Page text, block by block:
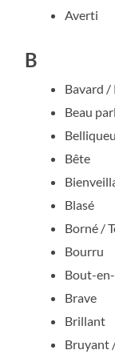
Averti
B
Bavard /
Beau
Bête
Blasé
Borné /
Bourru
Bout-
Brave
Brillant
Bruyant